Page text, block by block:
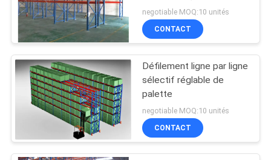
negotiable MOQ:10 unités
CONTACT
Défilement ligne par ligne
sélectif réglable de
palette
negotiable MOQ:10 unités
CONTACT